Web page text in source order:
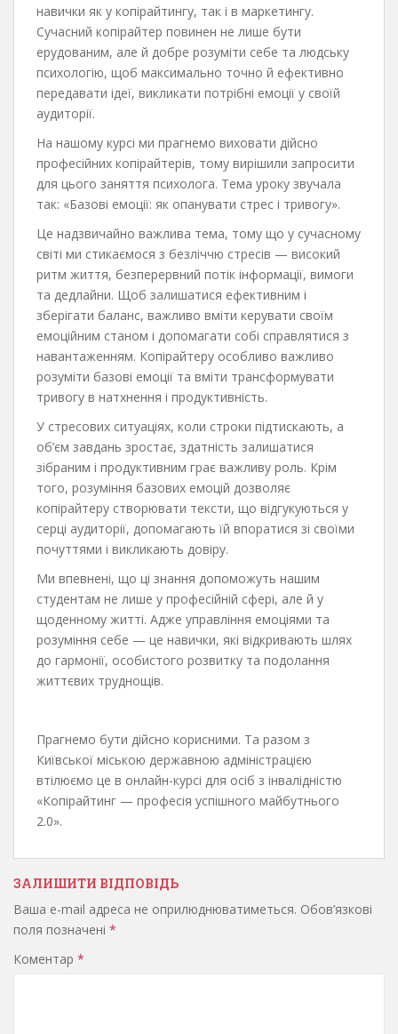
навички як у копірайтингу, так і в маркетингу.
Сучасний копірайтер повинен не лише бути
ерудованим, але й добре розуміти себе та людську
психологію, щоб максимально точно й ефективно
передавати ідеї, викликати потрібні емоції у своїй
аудиторії.
На нашому курсі ми прагнемо виховати дійсно
професійних копірайтерів, тому вирішили запросити
для цього заняття психолога. Тема уроку звучала
так: «Базові емоції: як опанувати стрес і тривогу».
Це надзвичайно важлива тема, тому що у сучасному
світі ми стикаємося з безліччю стресів — високий
ритм життя, безперервний потік інформації, вимоги
та дедлайни. Щоб залишатися ефективним і
зберігати баланс, важливо вміти керувати своїм
емоційним станом і допомагати собі справлятися з
навантаженням. Копірайтеру особливо важливо
розуміти базові емоції та вміти трансформувати
тривогу в натхнення і продуктивність.
У стресових ситуаціях, коли строки підтискають, а
об’єм завдань зростає, здатність залишатися
зібраним і продуктивним грає важливу роль. Крім
того, розуміння базових емоцій дозволяє
копірайтеру створювати тексти, що відгукуються у
серці аудиторії, допомагають їй впоратися зі своїми
почуттями і викликають довіру.
Ми впевнені, що ці знання допоможуть нашим
студентам не лише у професійній сфері, але й у
щоденному житті. Адже управління емоціями та
розуміння себе — це навички, які відкривають шлях
до гармонії, особистого розвитку та подолання
життєвих труднощів.
Прагнемо бути дійсно корисними. Та разом з
Київської міською державною адміністрацією
втілюємо це в онлайн-курсі для осіб з інвалідністю
«Копірайтинг — професія успішного майбутнього
2.0».
ЗАЛИШИТИ ВІДПОВІДЬ
Ваша e-mail адреса не оприлюднюватиметься. Обов’язкові
поля позначені *
Коментар *